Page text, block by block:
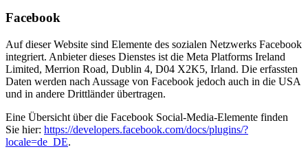
Facebook
Auf dieser Website sind Elemente des sozialen Netzwerks Facebook
integriert. Anbieter dieses Dienstes ist die Meta Platforms Ireland
Limited, Merrion Road, Dublin 4, D04 X2K5, Irland. Die erfassten
Daten werden nach Aussage von Facebook jedoch auch in die USA
und in andere Drittländer übertragen.
Eine Übersicht über die Facebook Social-Media-Elemente finden
Sie hier: https://developers.facebook.com/docs/plugins/?
locale=de_DE.